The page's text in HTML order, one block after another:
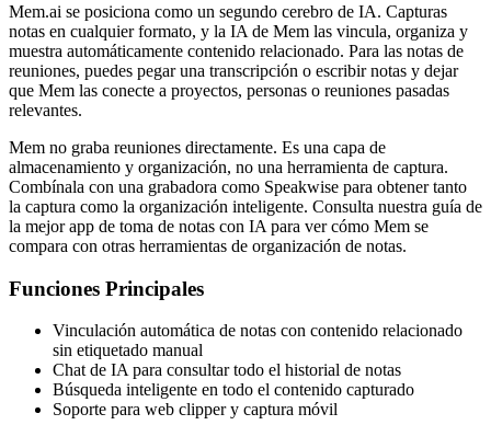
Mem.ai se posiciona como un segundo cerebro de IA. Capturas
notas en cualquier formato, y la IA de Mem las vincula, organiza y
muestra automáticamente contenido relacionado. Para las notas de
reuniones, puedes pegar una transcripción o escribir notas y dejar
que Mem las conecte a proyectos, personas o reuniones pasadas
relevantes.
Mem no graba reuniones directamente. Es una capa de
almacenamiento y organización, no una herramienta de captura.
Combínala con una grabadora como Speakwise para obtener tanto
la captura como la organización inteligente. Consulta nuestra guía de
la mejor app de toma de notas con IA para ver cómo Mem se
compara con otras herramientas de organización de notas.
Funciones Principales
Vinculación automática de notas con contenido relacionado
sin etiquetado manual
Chat de IA para consultar todo el historial de notas
Búsqueda inteligente en todo el contenido capturado
Soporte para web clipper y captura móvil